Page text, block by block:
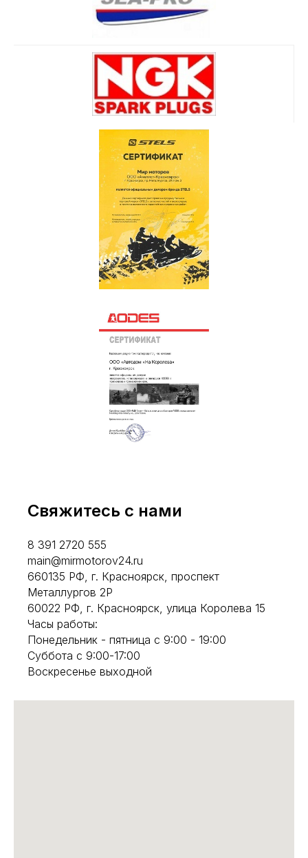
Свяжитесь с нами
8 391 2720 555
main@mirmotorov24.ru
660135 РФ, г. Красноярск, проспект
Металлургов 2Р
60022 РФ, г. Красноярск, улица Королева 15
Часы работы:
Понедельник - пятница с 9:00 - 19:00
Суббота с 9:00-17:00
Воскресенье выходной